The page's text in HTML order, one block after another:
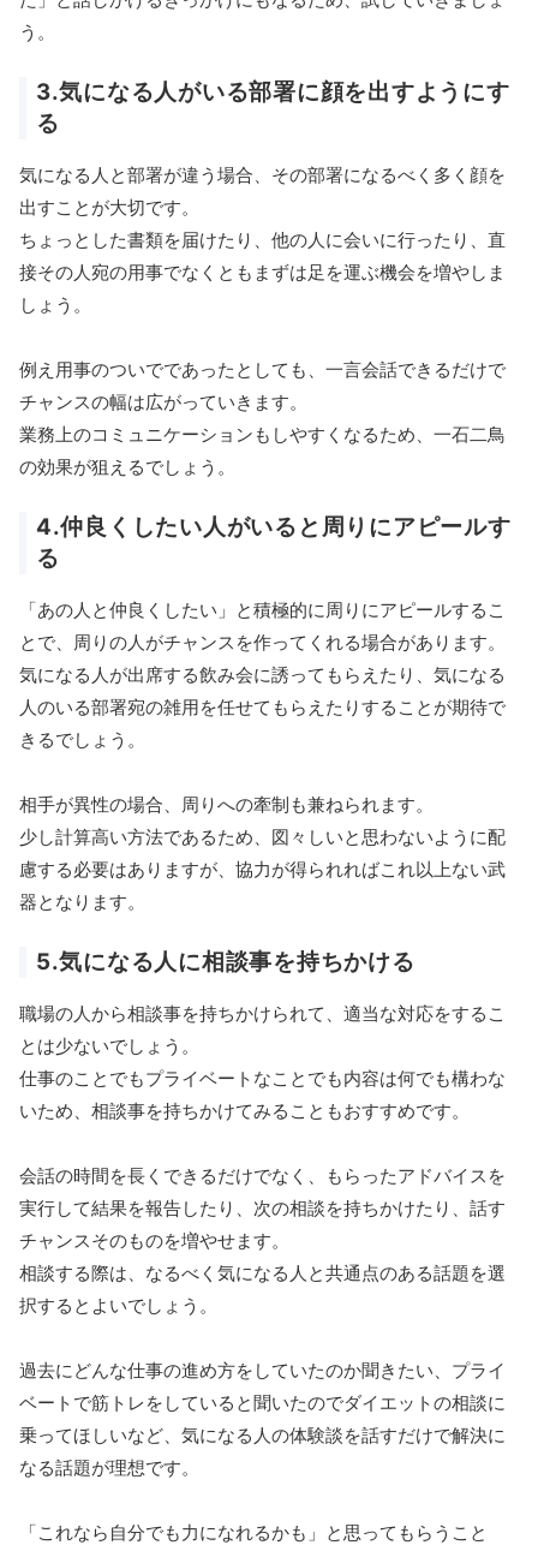
う。
3.気になる人がいる部署に顔を出すようにす
る
気になる人と部署が違う場合、その部署になるべく多く顔を
出すことが大切です。
ちょっとした書類を届けたり、他の人に会いに行ったり、直
接その人宛の用事でなくともまずは足を運ぶ機会を増やしま
しょう。
例え用事のついでであったとしても、一言会話できるだけで
チャンスの幅は広がっていきます。
業務上のコミュニケーションもしやすくなるため、一石二鳥
の効果が狙えるでしょう。
4.仲良くしたい人がいると周りにアピールす
る
「あの人と仲良くしたい」と積極的に周りにアピールするこ
とで、周りの人がチャンスを作ってくれる場合があります。
気になる人が出席する飲み会に誘ってもらえたり、気になる
人のいる部署宛の雑用を任せてもらえたりすることが期待で
きるでしょう。
相手が異性の場合、周りへの牽制も兼ねられます。
少し計算高い方法であるため、図々しいと思わないように配
慮する必要はありますが、協力が得られればこれ以上ない武
器となります。
5.気になる人に相談事を持ちかける
職場の人から相談事を持ちかけられて、適当な対応をするこ
とは少ないでしょう。
仕事のことでもプライベートなことでも内容は何でも構わな
いため、相談事を持ちかけてみることもおすすめです。
会話の時間を長くできるだけでなく、もらったアドバイスを
実行して結果を報告したり、次の相談を持ちかけたり、話す
チャンスそのものを増やせます。
相談する際は、なるべく気になる人と共通点のある話題を選
択するとよいでしょう。
過去にどんな仕事の進め方をしていたのか聞きたい、プライ
ベートで筋トレをしていると聞いたのでダイエットの相談に
乗ってほしいなど、気になる人の体験談を話すだけで解決に
なる話題が理想です。
「これなら自分でも力になれるかも」と思ってもらうこと